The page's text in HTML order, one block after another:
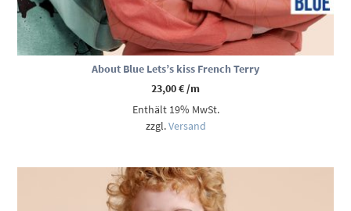
About Blue Lets’s kiss French Terry
23,00€/m
Enthält 19% MwSt.
zzgl.Versand